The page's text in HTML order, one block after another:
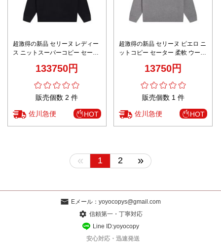
超激得の新品 セリーヌ レディー
ス ニットスーパーコピー セータ
感 ブラック133750円
販売個数 2 件
佐川急便 HOT
超激得の新品 セリーヌ ピエロ ニ
ットコピー セーター 柔軟 ウール
13750円
販売個数 1 件
佐川急便 HOT
« 1 2 »
Eメール： yoyocopys@gmail.com
信頼第一・丁寧対応
Line ID:yoyocopy
安心対応・迅速発送